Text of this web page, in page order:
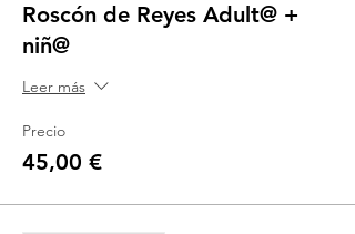
Roscón de Reyes Adult@ +
niñ@
Leer más
Precio
45,00 €